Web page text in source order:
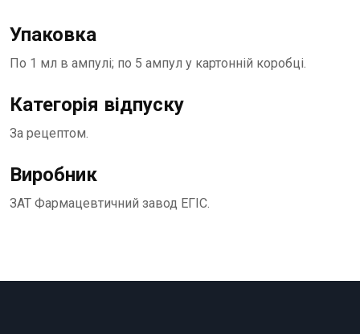
Упаковка
По 1 мл в ампулі; по 5 ампул у картонній коробці.
Категорія відпуску
За рецептом.
Виробник
ЗАТ Фармацевтичний завод ЕГІС.